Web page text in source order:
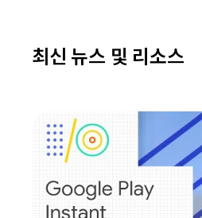
최신 뉴스 및 리소스